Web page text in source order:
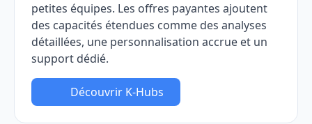
petites équipes. Les offres payantes ajoutent
des capacités étendues comme des analyses
détaillées, une personnalisation accrue et un
support dédié.
Découvrir K-Hubs